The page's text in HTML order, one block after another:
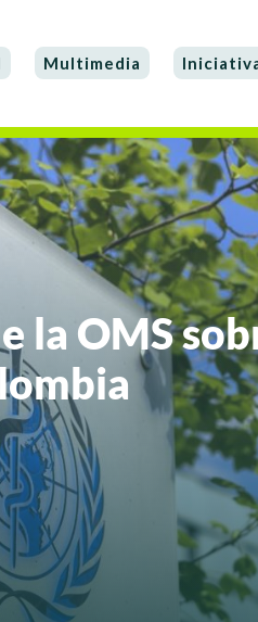
Multimedia
la OMS